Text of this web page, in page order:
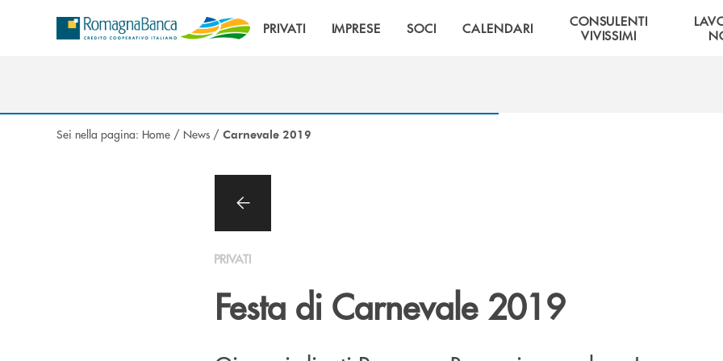
PRIVATI IMPRESE SOCI CALENDARI
CONSULENTI
VIVISSIMI
Sei nella pagina: Home / News / Carnevale 2019
PRIVATI
Festa di Carnevale 2019